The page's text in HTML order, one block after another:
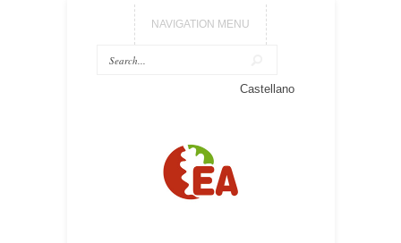
NAVIGATION MENU
Castellano